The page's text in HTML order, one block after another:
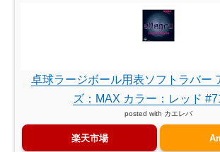
卓球ラージボール用表ソフトラバー
ズ：MAX カラー：レッド
posted with カエレバ
楽天市場